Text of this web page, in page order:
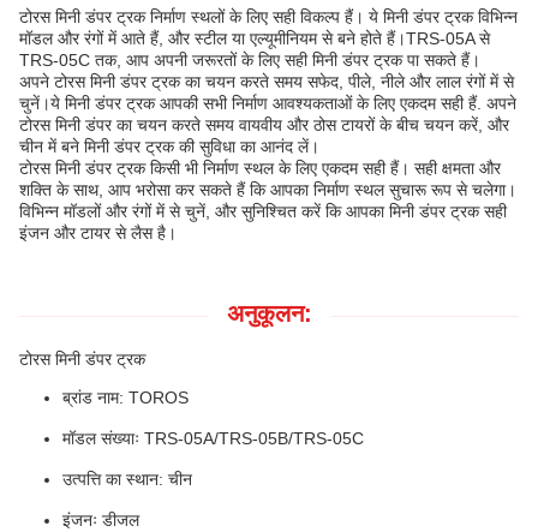
टोरस मिनी डंपर ट्रक निर्माण स्थलों के लिए सही विकल्प हैं। ये मिनी डंपर ट्रक विभिन्न
मॉडल और रंगों में आते हैं, और स्टील या एल्यूमीनियम से बने होते हैं।TRS-05A से
TRS-05C तक, आप अपनी जरूरतों के लिए सही मिनी डंपर ट्रक पा सकते हैं।
अपने टोरस मिनी डंपर ट्रक का चयन करते समय सफेद, पीले, नीले और लाल रंगों में से
चुनें।ये मिनी डंपर ट्रक आपकी सभी निर्माण आवश्यकताओं के लिए एकदम सही हैं. अपने
टोरस मिनी डंपर का चयन करते समय वायवीय और ठोस टायरों के बीच चयन करें, और
चीन में बने मिनी डंपर ट्रक की सुविधा का आनंद लें।
टोरस मिनी डंपर ट्रक किसी भी निर्माण स्थल के लिए एकदम सही हैं। सही क्षमता और
शक्ति के साथ, आप भरोसा कर सकते हैं कि आपका निर्माण स्थल सुचारू रूप से चलेगा।
विभिन्न मॉडलों और रंगों में से चुनें, और सुनिश्चित करें कि आपका मिनी डंपर ट्रक सही
इंजन और टायर से लैस है।
अनुकूलन:
टोरस मिनी डंपर ट्रक
ब्रांड नाम: TOROS
मॉडल संख्याः TRS-05A/TRS-05B/TRS-05C
उत्पत्ति का स्थान: चीन
इंजनः डीजल